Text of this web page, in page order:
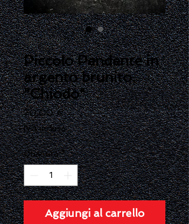
SKU: PeC02
Piccolo Pendente in
argento brunito.
"Chiodo"
70,00 €Prezzo
IVA inclusa
Quantità *
Aggiungi al carrello